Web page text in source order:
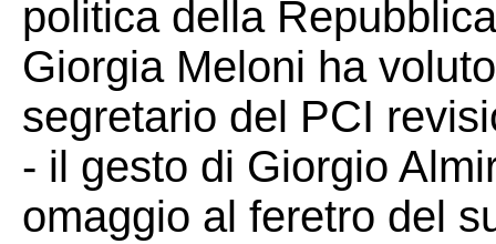
politica della
Giorgia Meloni ha
segretario del PCI
- il gesto di Giorgio
omaggio al feretro del